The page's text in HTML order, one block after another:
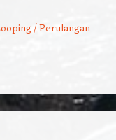
/ Perulangan